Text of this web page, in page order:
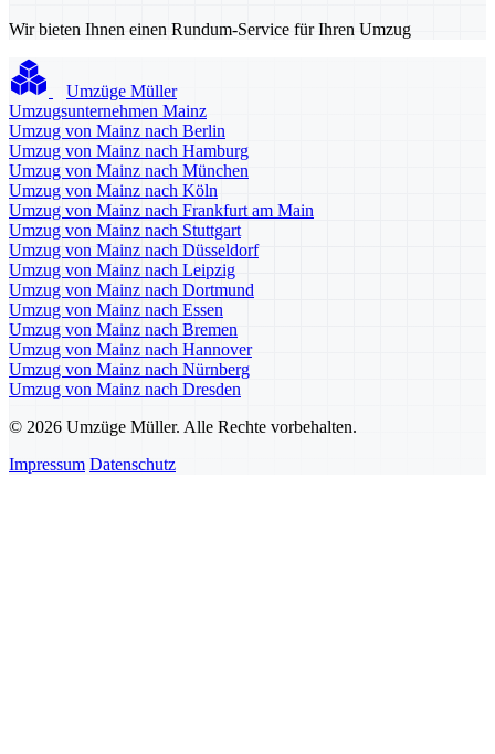
Wir bieten Ihnen einen Rundum-Service für Ihren Umzug
Umzüge Müller
Umzugsunternehmen Mainz
Umzug von Mainz nach Berlin
Umzug von Mainz nach Hamburg
Umzug von Mainz nach München
Umzug von Mainz nach Köln
Umzug von Mainz nach Frankfurt am Main
Umzug von Mainz nach Stuttgart
Umzug von Mainz nach Düsseldorf
Umzug von Mainz nach Leipzig
Umzug von Mainz nach Dortmund
Umzug von Mainz nach Essen
Umzug von Mainz nach Bremen
Umzug von Mainz nach Hannover
Umzug von Mainz nach Nürnberg
Umzug von Mainz nach Dresden
© 2026 Umzüge Müller. Alle Rechte vorbehalten.
Impressum Datenschutz